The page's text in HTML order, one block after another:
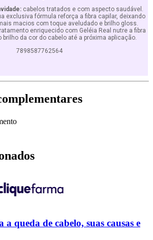
cabelos tratados e com aspecto saudável.
exclusiva fórmula reforça a fibra capilar, deixando
macios com toque aveludado e brilho gloss.
enriquecido com Geléia Real nutre a fibra
da cor do cabelo até a próxima aplicação.
7898587762564
a queda de cabelo, suas causas e